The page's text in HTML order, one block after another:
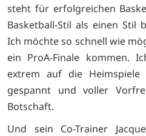
steht für erfolgreichen
Basketball-Stil als einen Stil
Ich möchte so schnell wie
ein ProA-Finale kommen.
extrem auf die
gespannt und voller
Botschaft.
Und sein Co-Trainer